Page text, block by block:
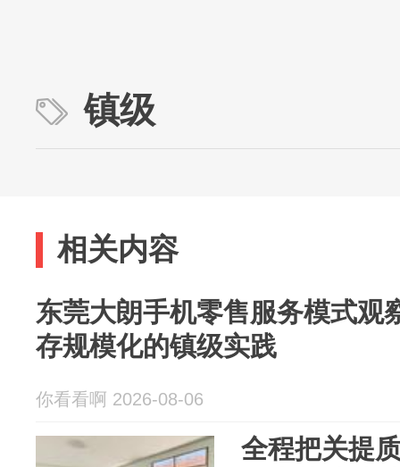
镇级
相关内容
东莞大朗手机零售服务模式观
存规模化的镇级实践
你看看啊 2026-08-06
全程把关提